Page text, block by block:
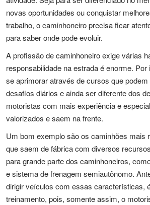
novas oportunidades ou conquistar
trabalho, o caminhoneiro precisa ficar
para saber onde pode evoluir.
A profissão de caminhoneiro exige várias
responsabilidade na estrada é enorme.
se aprimorar através de cursos que
desafios diários e ainda ser diferente dos
motoristas com mais experiência e
valorizados e saem na frente.
Um bom exemplo são os caminhões mais
que saem de fábrica com diversos
para grande parte dos caminhoneiros,
e sistema de frenagem semiautônomo.
dirigir veículos com essas características,
treinamento, pois, somente assim, o